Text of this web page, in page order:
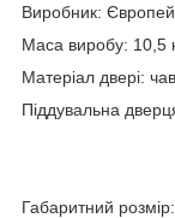
Виробник:
Маса виробу: 10,5
Матеріал двері:
Піддувальна
Габаритний